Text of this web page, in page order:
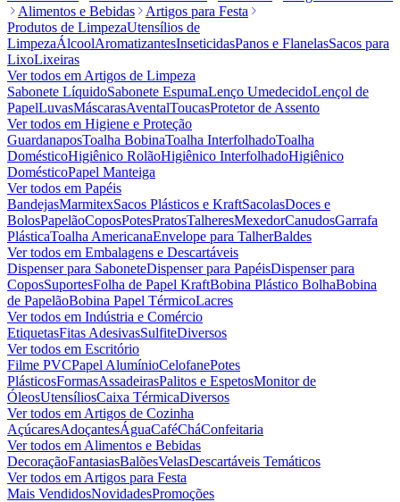
Alimentos e Bebidas
Artigos para Festa
Produtos de LimpezaUtensílios de
LimpezaÁlcoolAromatizantesInseticidasPanos e FlanelasSacos para
LixoLixeiras
Ver todos em Artigos de Limpeza
Sabonete LíquidoSabonete EspumaLenço UmedecidoLençol de
PapelLuvasMáscarasAventalToucasProtetor de Assento
Ver todos em Higiene e Proteção
GuardanaposToalha BobinaToalha InterfolhadoToalha
DomésticoHigiênico RolãoHigiênico InterfolhadoHigiênico
DomésticoPapel Manteiga
Ver todos em Papéis
BandejasMarmitexSacos Plásticos e KraftSacolasDoces e
BolosPapelãoCoposPotesPratosTalheresMexedorCanudosGarrafa
PlásticaToalha AmericanaEnvelope para TalherBaldes
Ver todos em Embalagens e Descartáveis
Dispenser para SaboneteDispenser para PapéisDispenser para
CoposSuportesFolha de Papel KraftBobina Plástico BolhaBobina
de PapelãoBobina Papel TérmicoLacres
Ver todos em Indústria e Comércio
EtiquetasFitas AdesivasSulfiteDiversos
Ver todos em Escritório
Filme PVCPapel AlumínioCelofanePotes
PlásticosFormasAssadeirasPalitos e EspetosMonitor de
ÓleosUtensíliosCaixa TérmicaDiversos
Ver todos em Artigos de Cozinha
AçúcaresAdoçantesÁguaCaféCháConfeitaria
Ver todos em Alimentos e Bebidas
DecoraçãoFantasiasBalõesVelasDescartáveis Temáticos
Ver todos em Artigos para Festa
Mais VendidosNovidadesPromoções